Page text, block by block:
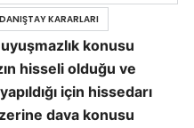
konusu
hisseli olduğu ve
için hissedarı
dava konusu
KARARLARI